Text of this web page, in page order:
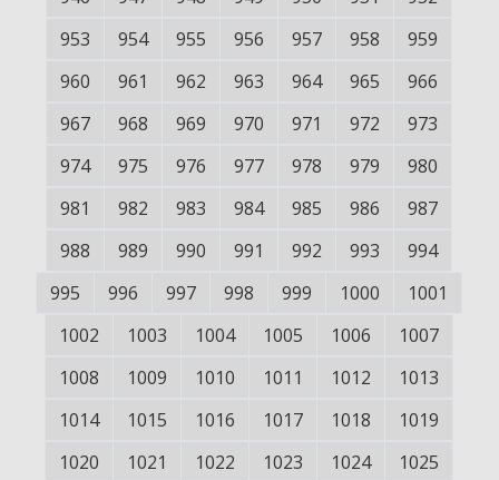
953
954 955 956 957 958
959
960
961 962 963 964 965
966
967
968 969 970 971 972
973
974
975 976 977 978 979
980
981
982 983 984 985 986
987
988
989 990 991 992 993
994
995
996 997 998 999 1000
1001
1002
1003 1004 1005 1006
1007
1008
1009 1010 1011 1012
1013
1014
1015 1016 1017 1018
1019
1020
1021 1022 1023 1024
1025